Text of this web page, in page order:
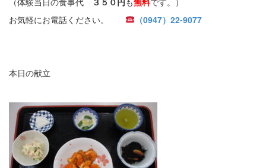
お気軽にお電話ください。
（0947）22-9077
本日の献立